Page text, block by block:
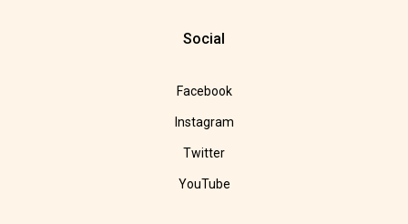
Social
Facebook
Instagram
Twitter
YouTube